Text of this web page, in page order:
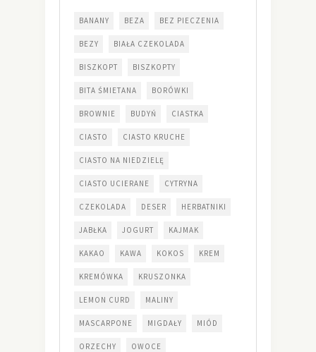
BANANY BEZA BEZ PIECZENIA
BEZY BIAŁA CZEKOLADA
BISZKOPT BISZKOPTY
BITA ŚMIETANA BORÓWKI
BROWNIE BUDYŃ CIASTKA
CIASTO CIASTO KRUCHE
CIASTO NA NIEDZIELĘ
CIASTO UCIERANE CYTRYNA
CZEKOLADA DESER HERBATNIKI
JABŁKA JOGURT KAJMAK
KAKAO KAWA KOKOS KREM
KREMÓWKA KRUSZONKA
LEMON CURD MALINY
MASCARPONE MIGDAŁY MIÓD
ORZECHY OWOCE